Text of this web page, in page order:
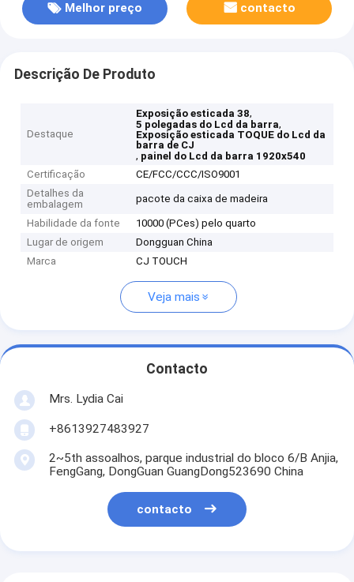
Melhor preço contacto
Descrição De Produto
Destaque
Exposição esticada 38,
5 polegadas do Lcd da barra,
Exposição esticada TOQUE do Lcd da
barra de CJ
, painel do Lcd da barra 1920x540
Certificação
CE/FCC/CCC/ISO9001
Detalhes da
embalagem
pacote da caixa de madeira
Habilidade da fonte
10000 (PCes) pelo quarto
Lugar de origem
Dongguan China
Marca
CJ TOUCH
Veja mais
Contacto
Mrs. Lydia Cai
+8613927483927
2~5th assoalhos, parque industrial do bloco 6/B Anjia,
FengGang, DongGuan GuangDong523690 China
contacto